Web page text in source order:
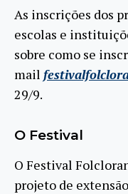
As inscrições dos
escolas e
sobre como se
mail
29/9.
O Festival
O Festival
projeto de